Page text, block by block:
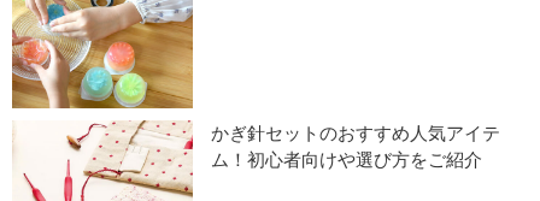
かぎ針セットのおすすめ人気アイテ
ム！初心者向けや選び方をご紹介